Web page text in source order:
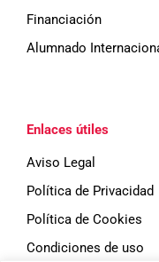
Financiación
Alumnado
Enlaces útiles
Aviso Legal
Política de Privacidad
Política de Cookies
Condiciones de uso